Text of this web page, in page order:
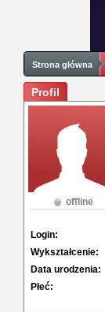
Strona główna
Profil
offline
Login:
Wykształcenie:
Data urodzenia:
Płeć: